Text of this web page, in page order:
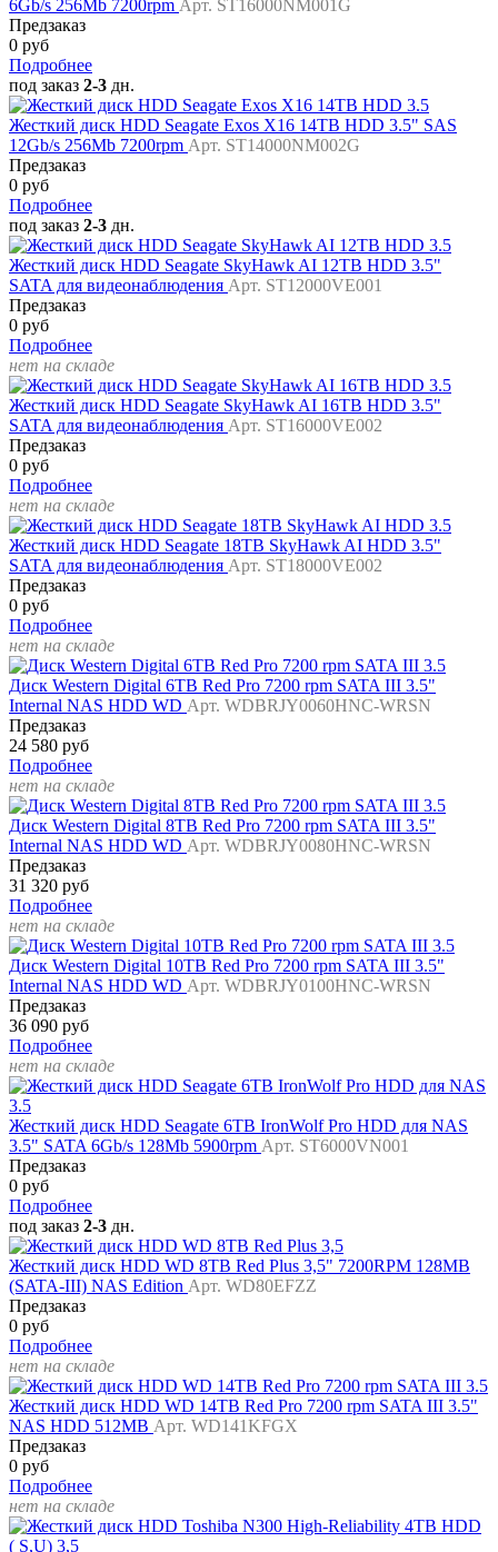
6Gb/s 256Mb 7200rpm Арт. ST16000NM001G
Предзаказ
0 руб
Подробнее
под заказ 2-3 дн.
Жесткий диск HDD Seagate Exos X16 14TB HDD 3.5" SAS
12Gb/s 256Mb 7200rpm Арт. ST14000NM002G
Предзаказ
0 руб
Подробнее
под заказ 2-3 дн.
Жесткий диск HDD Seagate SkyHawk AI 12TB HDD 3.5"
SATA для видеонаблюдения Арт. ST12000VE001
Предзаказ
0 руб
Подробнее
нет на складе
Жесткий диск HDD Seagate SkyHawk AI 16TB HDD 3.5"
SATA для видеонаблюдения Арт. ST16000VE002
Предзаказ
0 руб
Подробнее
нет на складе
Жесткий диск HDD Seagate 18TB SkyHawk AI HDD 3.5"
SATA для видеонаблюдения Арт. ST18000VE002
Предзаказ
0 руб
Подробнее
нет на складе
Диск Western Digital 6TB Red Pro 7200 rpm SATA III 3.5"
Internal NAS HDD WD Арт. WDBRJY0060HNC-WRSN
Предзаказ
24 580 руб
Подробнее
нет на складе
Диск Western Digital 8TB Red Pro 7200 rpm SATA III 3.5"
Internal NAS HDD WD Арт. WDBRJY0080HNC-WRSN
Предзаказ
31 320 руб
Подробнее
нет на складе
Диск Western Digital 10TB Red Pro 7200 rpm SATA III 3.5"
Internal NAS HDD WD Арт. WDBRJY0100HNC-WRSN
Предзаказ
36 090 руб
Подробнее
нет на складе
Жесткий диск HDD Seagate 6TB IronWolf Pro HDD для NAS
3.5" SATA 6Gb/s 128Mb 5900rpm Арт. ST6000VN001
Предзаказ
0 руб
Подробнее
под заказ 2-3 дн.
Жесткий диск HDD WD 8TB Red Plus 3,5" 7200RPM 128MB
(SATA-III) NAS Edition Арт. WD80EFZZ
Предзаказ
0 руб
Подробнее
нет на складе
Жесткий диск HDD WD 14TB Red Pro 7200 rpm SATA III 3.5"
NAS HDD 512MB Арт. WD141KFGX
Предзаказ
0 руб
Подробнее
нет на складе